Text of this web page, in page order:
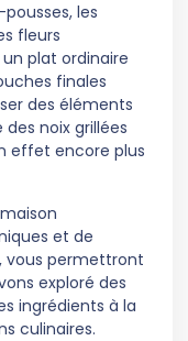
les
fleurs
plat ordinaire
finales
des éléments
noix grillées
effet encore plus
et de
vous permettront
exploré des
ingrédients à la
culinaires.